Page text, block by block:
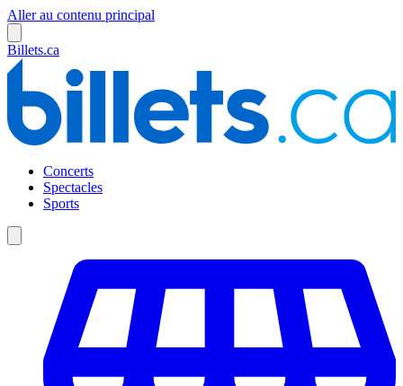
Aller au contenu principal
Billets.ca
Concerts
Spectacles
Sports